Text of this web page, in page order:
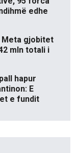
edhe
Meta gjobitet
mln totali i
hapur
E
e fundit